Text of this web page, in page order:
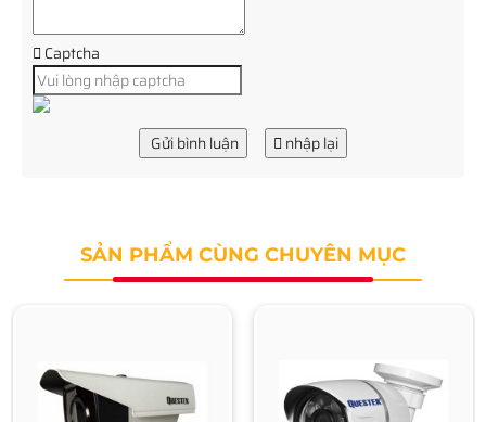
Captcha
Gửi bình luận nhập lại
SẢN PHẨM CÙNG CHUYÊN MỤC
QUESTEK QTXB-2130
1.050.000 đ